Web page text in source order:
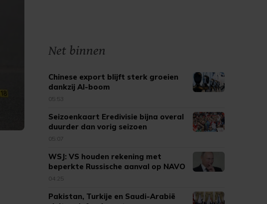
Net binnen
Chinese export blijft sterk groeien
dankzij AI-boom
05:53
Seizoenkaart Eredivisie bijna overal
duurder dan vorig seizoen
05:07
WSJ: VS houden rekening met
beperkte Russische aanval op NAVO
04:25
Pakistan, Turkije en Saudi-Arabië